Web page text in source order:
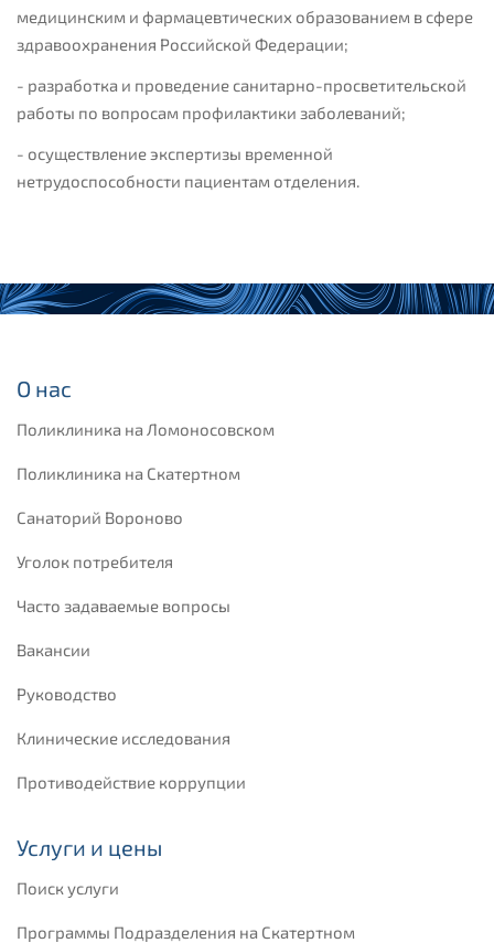
медицинским и фармацевтических образованием в сфере
здравоохранения Российской Федерации;
- разработка и проведение санитарно-просветительской
работы по вопросам профилактики заболеваний;
- осуществление экспертизы временной
нетрудоспособности пациентам отделения.
О нас
Поликлиника на Ломоносовском
Поликлиника на Скатертном
Санаторий Вороново
Уголок потребителя
Часто задаваемые вопросы
Вакансии
Руководство
Клинические исследования
Противодействие коррупции
Услуги и цены
Поиск услуги
Программы Подразделения на Скатертном